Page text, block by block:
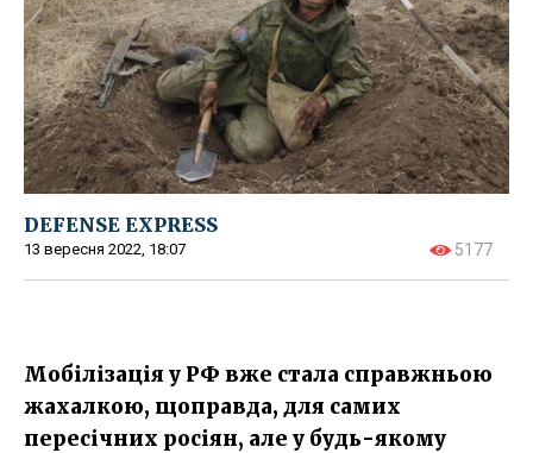
DEFENSE EXPRESS
13 вересня 2022, 18:07 5177
Мобілізація у РФ вже стала справжньою
жахалкою, щоправда, для самих
пересічних росіян, але у будь-якому